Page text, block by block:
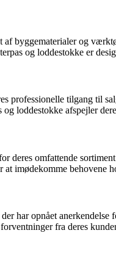
byggematerialer og
og loddestokke er
professionelle tilgang til
loddestokke afspejler
deres omfattende
imødekomme behovene
har opnået
fra deres